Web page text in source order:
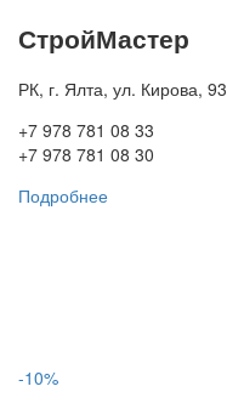
СтройМастер
РК, г. Ялта, ул. Кирова, 93
+7 978 781 08 33
+7 978 781 08 30
Подробнее
-10%